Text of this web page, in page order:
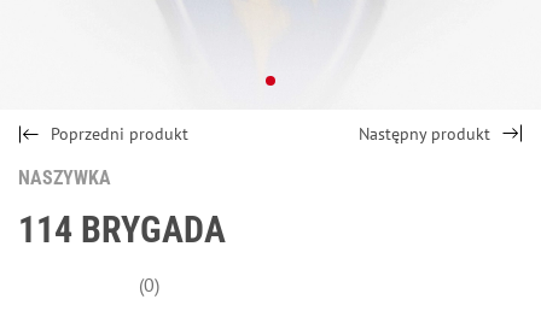
Poprzedni produkt Następny produkt
NASZYWKА
114 BRYGADA
(0)